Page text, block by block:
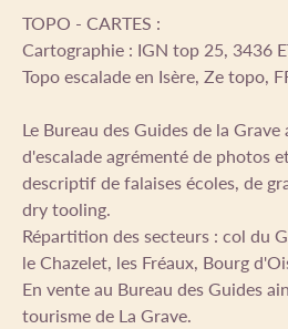
TOPO - CARTES :
Cartographie : IGN top 25, 3436
Topo escalade en Isère, Ze topo,
Le Bureau des Guides de la
d'escalade agrémenté de photos
descriptif de falaises écoles, de
dry tooling.
Répartition des secteurs : col du
le Chazelet, les Fréaux, Bourg
En vente au Bureau des Guides
tourisme de La Grave.